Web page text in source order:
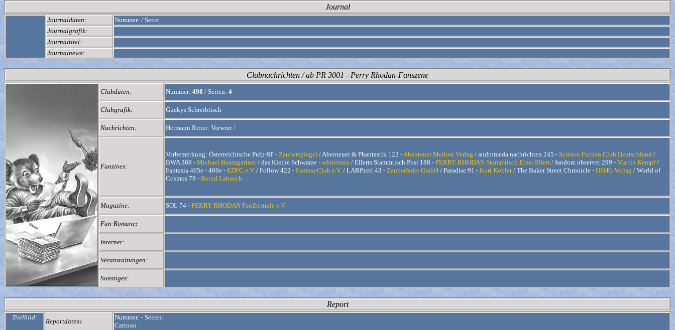
Journal
Journaldaten: Nummer: / Seite:
Journalgrafik:
Journaltitel:
Journalnews:
Clubnachrichten / ab PR 3001 - Perry Rhodan-Fanszene
Clubdaten: Nummer: 498 / Seiten: 4
Clubgrafik: Guckys Schreibtisch
Nachrichten: Hermann Ritter: Vorwort /
Fanzines:
Vorbemerkung: Österreichische Pulp-SF - Zauberspiegel / Abenteuer & Phantastik 122 -Abenteuer Medien Verlag / andromeda nachrichten 245 - Science Fiction Club Deutschland /
BWA 368 - Michael Baumgartner/ das Kleine Schwarze - whitetrain / Ellerts Stammtisch Post 188 - PERRY RHODAN Stammtisch Ernst Ellert / fandom observer 299 - Martin Kempf/
Fantasia 465e - 466e - EDFC e.V. / Follow 422 - FantasyClub e.V. / LARPzeit 43 - Zauberfeder GmbH / Paradise 91 - Kurt Kobler/ The Baker Street Chronicle - DSHG Verlag / World of
Cosmos 79 - Bernd Labusch
Magazine: SOL 74 - PERRY RHODAN FanZentrale e.V.
Fan-Romane:
Internet:
Veranstaltungen:
Sonstiges:
Report
Titelbild:
Reportdaten:
Nummer: - Seiten:
Cartoon :